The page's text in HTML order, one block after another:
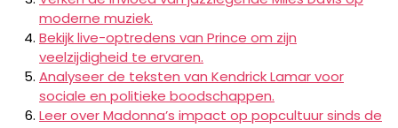
moderne muziek.
Bekijk live-optredens van Prince om zijn
veelzijdigheid te ervaren.
Analyseer de teksten van Kendrick Lamar voor
sociale en politieke boodschappen.
Leer over Madonna’s impact op popcultuur sinds de